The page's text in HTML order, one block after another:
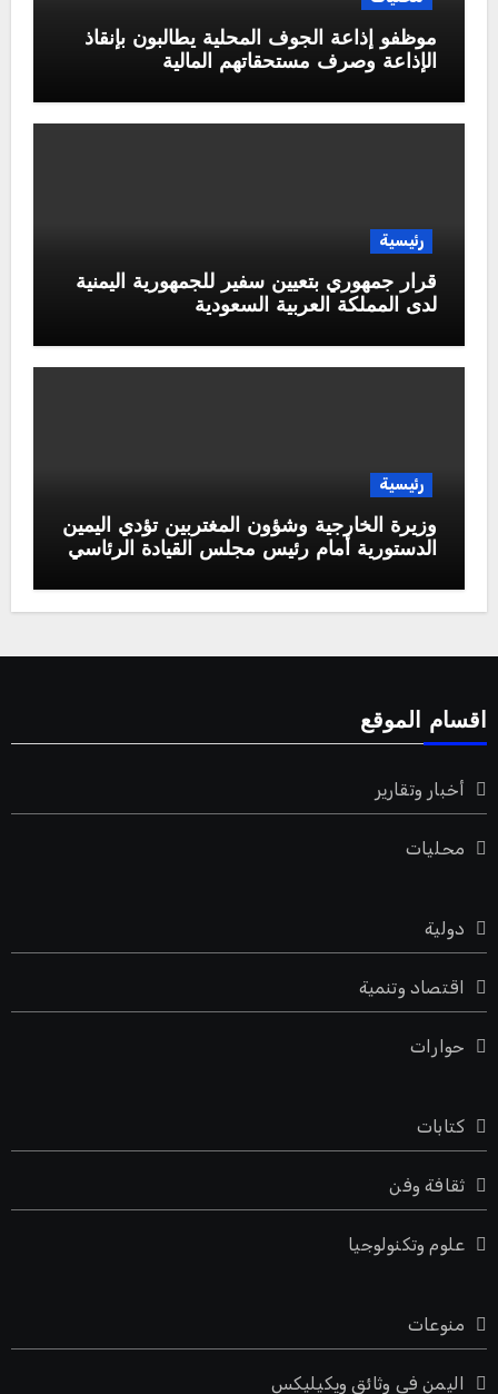
موظفو إذاعة الجوف المحلية يطالبون بإنقاذ
الإذاعة وصرف مستحقاتهم المالية
رئيسية
قرار جمهوري بتعيين سفير للجمهورية اليمنية
لدى المملكة العربية السعودية
رئيسية
وزيرة الخارجية وشؤون المغتربين تؤدي اليمين
الدستورية أمام رئيس مجلس القيادة الرئاسي
اقسام الموقع
أخبار وتقارير
محليات
دولية
اقتصاد وتنمية
حوارات
كتابات
ثقافة وفن
علوم وتكنولوجيا
منوعات
اليمن في وثائق ويكيليكس